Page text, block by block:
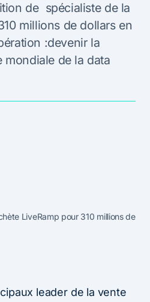
de spécialiste de la
millions de dollars en
:devenir la
mondiale de la data
LiveRamp pour 310 millions de
leader de la vente